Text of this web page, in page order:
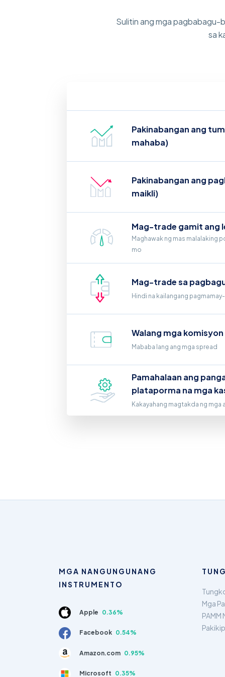
Sulitin ang mga pagbabagu-
sa
Pakinabangan ang
mahaba)
Pakinabangan ang
maikli)
Mag-trade gamit ang
Maghawak ng mas malalaking
mo
Mag-trade sa
Hindi na kailangang
Walang mga komisyon
Mababa lang ang mga spread
Pamahalaan ang
plataporma na mga
Kakayahang magtakda ng
MGA NANGUNGUNANG
INSTRUMENTO
Apple 0.36%
Facebook 0.54%
Amazon.com 0.95%
Microsoft 0.35%
Mga
PAMM